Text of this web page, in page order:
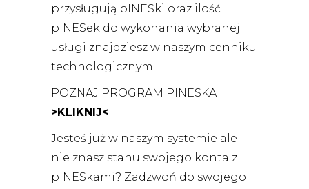
przysługują pINESki oraz ilość
pINESek do wykonania wybranej
usługi znajdziesz w naszym cenniku
technologicznym
POZNAJ PROGRAM PINESKA
>KLIKNIJ<
Jesteś już w naszym systemie ale
nie znasz stanu swojego konta z
pINESkami? Zadzwoń do swojego